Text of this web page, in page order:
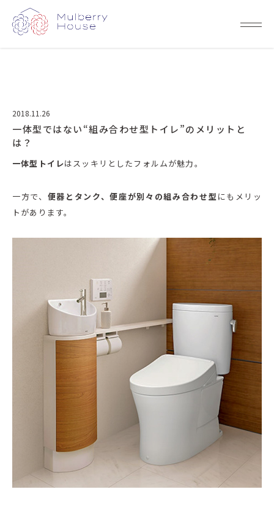
2018.11.26
一体型ではない“組み合わせ型トイレ”のメリットと
は？
一体型トイレはスッキリとしたフォルムが魅力。
一方で、 便器とタンク、便座が別々の組み合わせ型にもメリッ
トがあります。